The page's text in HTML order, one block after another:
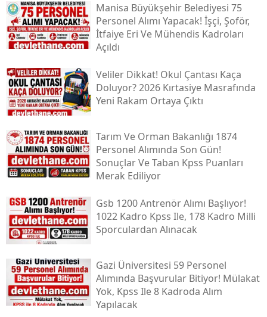
Manisa Büyükşehir Belediyesi 75
Personel Alımı Yapacak! İşçi, Şoför,
İtfaiye Eri Ve Mühendis Kadroları
Açıldı
Veliler Dikkat! Okul Çantası Kaça
Doluyor? 2026 Kırtasiye Masrafında
Yeni Rakam Ortaya Çıktı
Tarım Ve Orman Bakanlığı 1874
Personel Alımında Son Gün!
Sonuçlar Ve Taban Kpss Puanları
Merak Ediliyor
Gsb 1200 Antrenör Alımı Başlıyor!
1022 Kadro Kpss Ile, 178 Kadro Milli
Sporculardan Alınacak
Gazi Üniversitesi 59 Personel
Alımında Başvurular Bitiyor! Mülakat
Yok, Kpss Ile 8 Kadroda Alım
Yapılacak